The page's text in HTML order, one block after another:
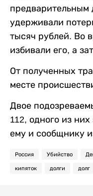
удерживали
тысяч рублей. Во
избивали его, а
От полученных
месте
Двое
112, одного из
ему и сообщнику
Россия Убийство
кипяток долги долг